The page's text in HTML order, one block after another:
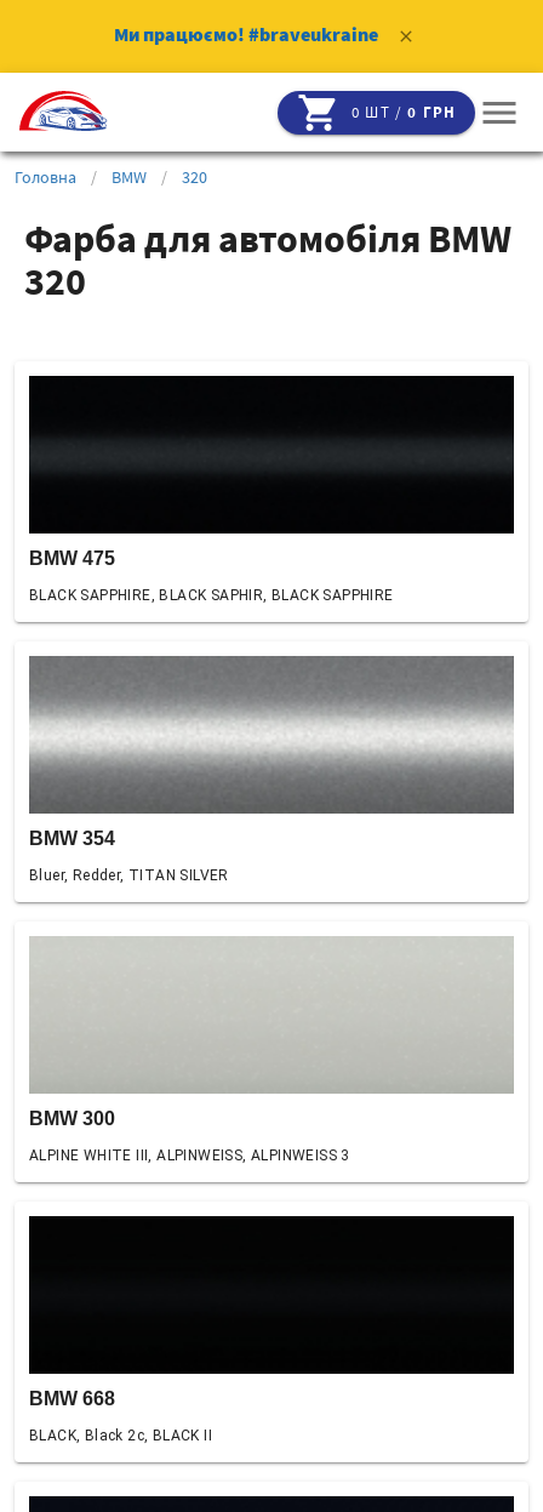
Ми працюємо! #braveukraine clear
shopping_cart 0 ШТ /0 ГРН menu
Головна / BMW / 320
Фарба для автомобіля BMW
320
BMW 475
BLACK SAPPHIRE, BLACK SAPHIR, BLACK SAPPHIRE
BMW 354
Bluer, Redder, TITAN SILVER
BMW 300
ALPINE WHITE III, ALPINWEISS, ALPINWEISS 3
BMW 668
BLACK, Black 2c, BLACK II